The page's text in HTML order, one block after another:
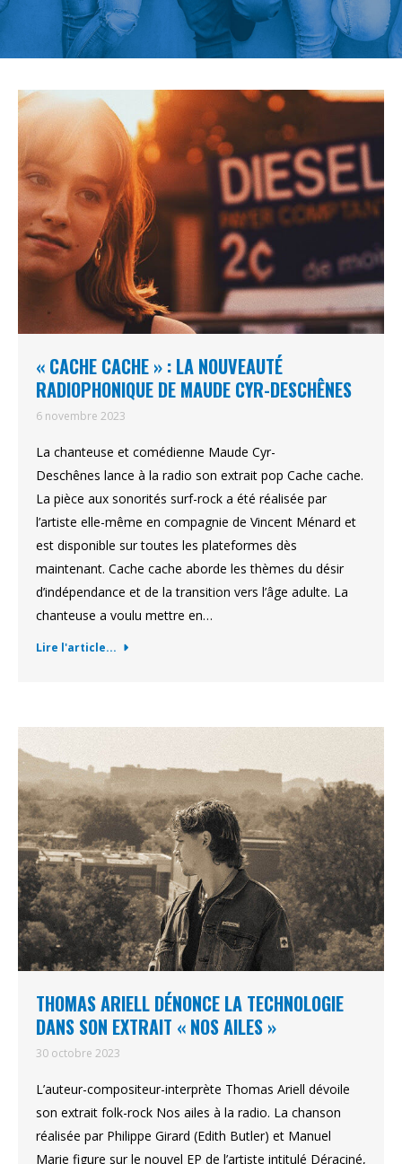
« CACHE CACHE » : LA NOUVEAUTÉ
RADIOPHONIQUE DE MAUDE CYR-DESCHÊNES
6 novembre 2023
La chanteuse et comédienne Maude Cyr-
Deschênes lance à la radio son extrait pop Cache cache.
La pièce aux sonorités surf-rock a été réalisée par
l’artiste elle-même en compagnie de Vincent Ménard et
est disponible sur toutes les plateformes dès
maintenant. Cache cache aborde les thèmes du désir
d’indépendance et de la transition vers l’âge adulte. La
chanteuse a voulu mettre en…
Lire l'article...
THOMAS ARIELL DÉNONCE LA TECHNOLOGIE
DANS SON EXTRAIT « NOS AILES »
30 octobre 2023
L’auteur-compositeur-interprète Thomas Ariell dévoile
son extrait folk-rock Nos ailes à la radio. La chanson
réalisée par Philippe Girard (Edith Butler) et Manuel
Marie figure sur le nouvel EP de l’artiste intitulé Déraciné,